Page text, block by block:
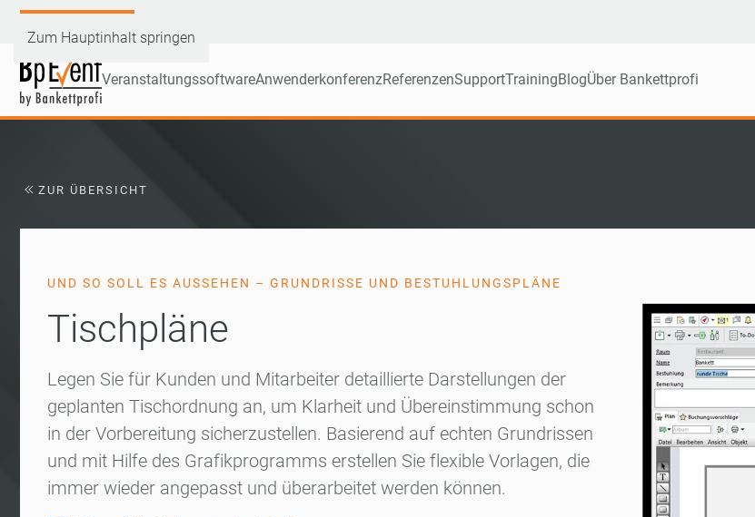
Zum Hauptinhalt springen
VeranstaltungssoftwareAnwenderkonferenzReferenzenSupportTrainingBlogÜber Bankettprofi
ZUR ÜBERSICHT
UND SO SOLL ES AUSSEHEN – GRUNDRISSE UND BESTUHLUNGSPLÄNE
Tischpläne
Legen Sie für Kunden und Mitarbeiter detaillierte Darstellungen der
geplanten Tischordnung an, um Klarheit und Übereinstimmung schon
in der Vorbereitung sicherzustellen. Basierend auf echten Grundrissen
und mit Hilfe des Grafikprogramms erstellen Sie flexible Vorlagen, die
immer wieder angepasst und überarbeitet werden können.